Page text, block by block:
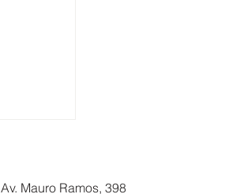
Av. Mauro Ramos, 398